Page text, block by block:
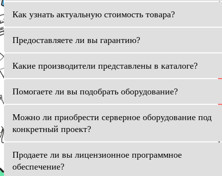
Как узнать актуальную стоимость товара?
Предоставляете ли вы гарантию?
Какие производители представлены в каталоге?
Помогаете ли вы подобрать оборудование?
Можно ли приобрести серверное оборудование под
конкретный проект?
Продаете ли вы лицензионное программное
обеспечение?